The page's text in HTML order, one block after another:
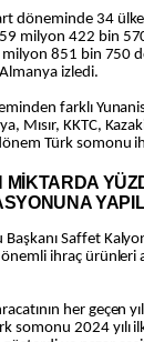
döneminde 34
milyon 422 bin
milyon 851 bin 750
izledi.
farklı
Mısır, KKTC,
Türk somonu
Başkanı Saffet
ihraç ürünleri
her geçen
somonu 2024 yılı